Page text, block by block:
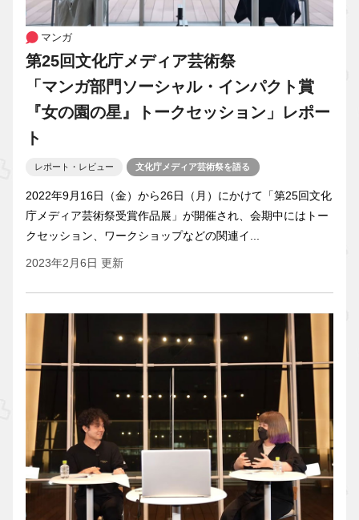
マンガ
第25回文化庁メディア芸術祭
「マンガ部門ソーシャル・インパクト賞
『女の園の星』トークセッション」レポー
ト
レポート・レビュー 文化庁メディア芸術祭を語る
2022年9月16日（金）から26日（月）にかけて「第25回文化
庁メディア芸術祭受賞作品展」が開催され、会期中にはトー
クセッション、ワークショップなどの関連イ...
2023年2月6日 更新